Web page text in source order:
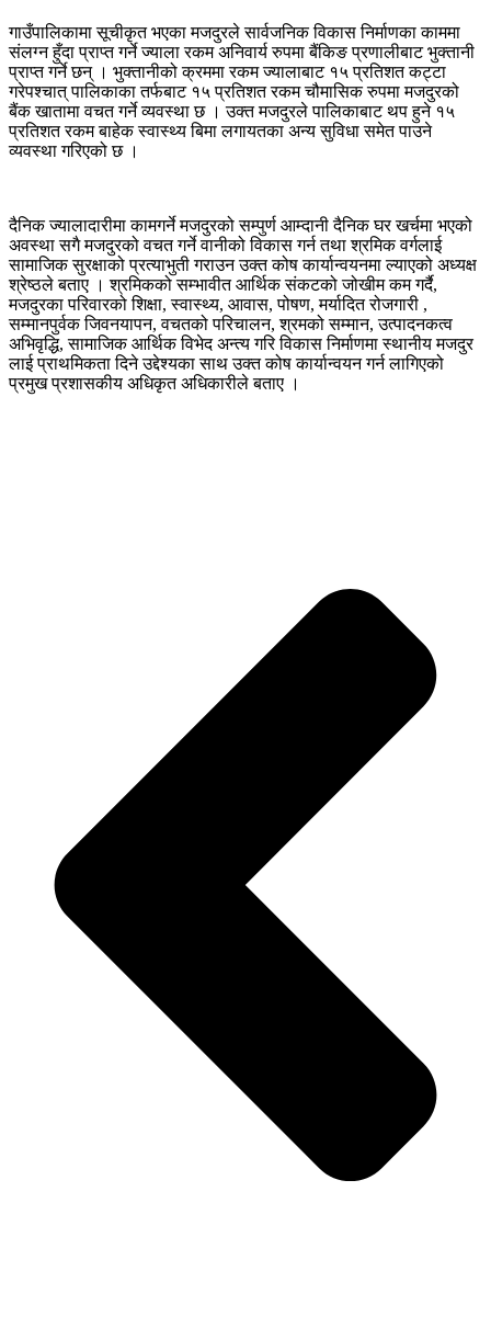
गाउँपालिकामा सूचीकृत भएका मजदुरले सार्वजनिक विकास निर्माणका काममा
संलग्न हुँदा प्राप्त गर्ने ज्याला रकम अनिवार्य रुपमा बैंकिङ प्रणालीबाट भुक्तानी
प्राप्त गर्ने छन् । भुक्तानीको क्रममा रकम ज्यालाबाट १५ प्रतिशत कट्टा
गरेपश्चात् पालिकाका तर्फबाट १५ प्रतिशत रकम चौमासिक रुपमा मजदुरको
बैंक खातामा वचत गर्ने व्यवस्था छ । उक्त मजदुरले पालिकाबाट थप हुने १५
प्रतिशत रकम बाहेक स्वास्थ्य बिमा लगायतका अन्य सुविधा समेत पाउने
व्यवस्था गरिएको छ ।
दैनिक ज्यालादारीमा कामगर्ने मजदुरको सम्पुर्ण आम्दानी दैनिक घर खर्चमा भएको
अवस्था सगै मजदुरको वचत गर्ने वानीको विकास गर्न तथा श्रमिक वर्गलाई
सामाजिक सुरक्षाको प्रत्याभुती गराउन उक्त कोष कार्यान्वयनमा ल्याएको अध्यक्ष
श्रेष्ठले बताए । श्रमिकको सम्भावीत आर्थिक संकटको जोखीम कम गर्दै,
मजदुरका परिवारको शिक्षा, स्वास्थ्य, आवास, पोषण, मर्यादित रोजगारी ,
सम्मानपुर्वक जिवनयापन, वचतको परिचालन, श्रमको सम्मान, उत्पादनकत्व
अभिवृद्धि, सामाजिक आर्थिक विभेद अन्त्य गरि विकास निर्माणमा स्थानीय मजदुर
लाई प्राथमिकता दिने उद्देश्यका साथ उक्त कोष कार्यान्वयन गर्न लागिएको
प्रमुख प्रशासकीय अधिकृत अधिकारीले बताए ।